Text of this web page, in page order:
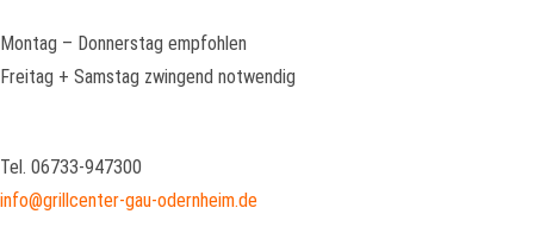
Montag – Donnerstag empfohlen
Freitag + Samstag zwingend notwendig
Tel. 06733-947300
info@grillcenter-gau-odernheim.de